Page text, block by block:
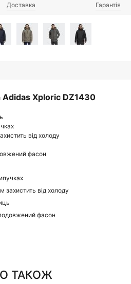
Доставка Гарантія
Adidas Xploric DZ1430
від холоду
фасон
захистить від холоду
фасон
ТАКОЖ